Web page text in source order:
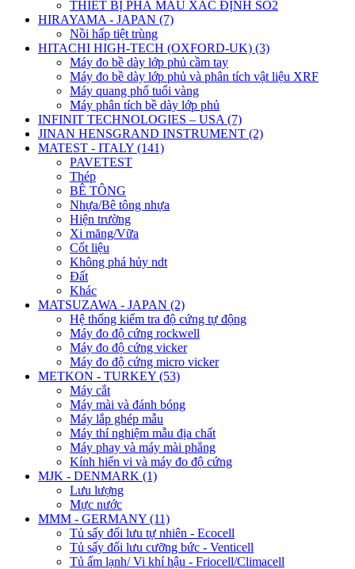
THIẾT BỊ PHÁ MẪU XÁC ĐỊNH SO2
HIRAYAMA - JAPAN (7)
Nồi hấp tiệt trùng
HITACHI HIGH-TECH (OXFORD-UK) (3)
Máy đo bề dày lớp phủ cầm tay
Máy đo bề dày lớp phủ và phân tích vật liệu XRF
Máy quang phổ tuổi vàng
Máy phân tích bề dày lớp phủ
INFINIT TECHNOLOGIES – USA (7)
JINAN HENSGRAND INSTRUMENT (2)
MATEST - ITALY (141)
PAVETEST
Thép
BÊ TÔNG
Nhựa/Bê tông nhựa
Hiện trường
Xi măng/Vữa
Cốt liệu
Không phá hủy ndt
Đất
Khác
MATSUZAWA - JAPAN (2)
Hệ thống kiểm tra độ cứng tự động
Máy đo độ cứng rockwell
Máy đo độ cứng vicker
Máy đo độ cứng micro vicker
METKON - TURKEY (53)
Máy cắt
Máy mài và đánh bóng
Máy lắp ghép mẫu
Máy thí nghiệm mẫu địa chất
Máy phay và máy mài phẳng
Kính hiển vi và máy đo độ cứng
MJK - DENMARK (1)
Lưu lượng
Mực nước
MMM - GERMANY (11)
Tủ sấy đối lưu tự nhiên - Ecocell
Tủ sấy đối lưu cưỡng bức - Venticell
Tủ ấm lạnh/ Vi khí hậu - Friocell/Climacell